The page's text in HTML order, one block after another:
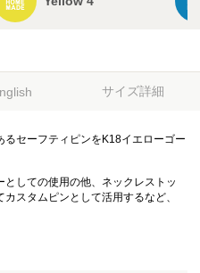
サイズ詳細
セーフティピンをK18イエローゴー
しての使用の他、ネックレストッ
スタムピンとして活用するなど、